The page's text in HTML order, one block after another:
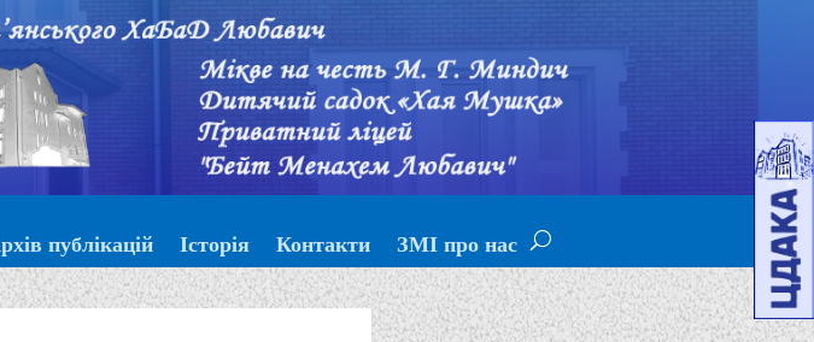
публікацій Історія Контакти ЗМІ про нас
Подписывайтесь!